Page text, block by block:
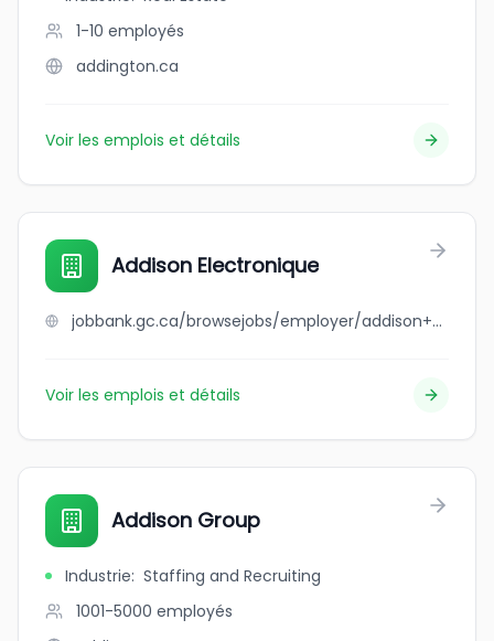
1-10 employés
addington.ca
Voir les emplois et détails
Addison Electronique
jobbank.gc.ca/browsejobs/employer/addison+electronique/ca
Voir les emplois et détails
Addison Group
Industrie: Staffing and Recruiting
1001-5000 employés